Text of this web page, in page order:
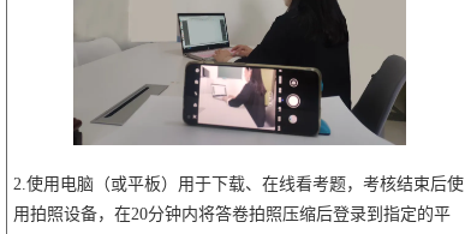
2.使用电脑（或平板）用于下载、在线看考题，考核结束后使
用拍照设备，在20分钟内将答卷拍照压缩后登录到指定的平